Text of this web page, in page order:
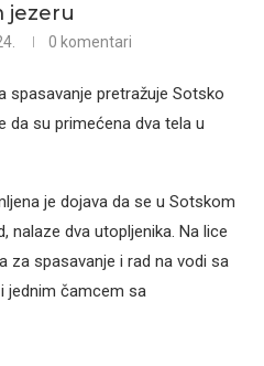
jezeru
0 komentari
spasavanje pretražuje Sotsko
da su primećena dva tela u
je dojava da se u Sotskom
nalaze dva utopljenika. Na lice
za spasavanje i rad na vodi sa
jednim čamcem sa